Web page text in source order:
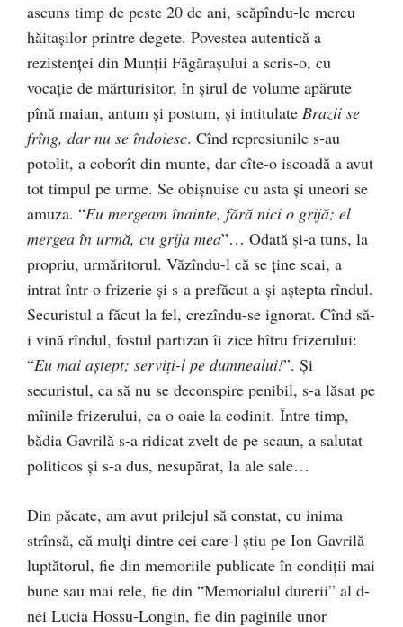
ascuns timp de peste 20 de ani, scăpîndu-le mereu
hăitaşilor printre degete. Povestea autentică a
rezistenţei din Munţii Făgăraşului a scris-o, cu
vocaţie de mărturisitor, în şirul de volume apărute
pînă maian, antum şi postum, şi intitulate Brazii se
frîng, dar nu se îndoiesc. Cînd represiunile s-au
potolit, a coborît din munte, dar cîte-o iscoadă a avut
tot timpul pe urme. Se obişnuise cu asta şi uneori se
amuza. “Eu mergeam înainte, fără nici o grijă; el
mergea în urmă, cu grija mea”… Odată şi-a tuns, la
propriu, urmăritorul. Văzîndu-l că se ţine scai, a
intrat într-o frizerie şi s-a prefăcut a-şi aştepta rîndul.
Securistul a făcut la fel, crezîndu-se ignorat. Cînd să-
i vină rîndul, fostul partizan îi zice hîtru frizerului:
“Eu mai aştept; serviţi-l pe dumnealui!”. Şi
securistul, ca să nu se deconspire penibil, s-a lăsat pe
mîinile frizerului, ca o oaie la codinit. Între timp,
bădia Gavrilă s-a ridicat zvelt de pe scaun, a salutat
politicos şi s-a dus, nesupărat, la ale sale…
Din păcate, am avut prilejul să constat, cu inima
strînsă, că mulţi dintre cei care-l ştiu pe Ion Gavrilă
luptătorul, fie din memoriile publicate în condiţii mai
bune sau mai rele, fie din “Memorialul durerii” al d-
nei Lucia Hossu-Longin, fie din paginile unor